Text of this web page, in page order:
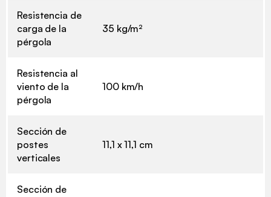
Resistencia de
carga de la
pérgola
35 kg/m²
Resistencia al
viento de la
pérgola
100 km/h
Sección de
postes
verticales
11,1 x 11,1 cm
Sección de